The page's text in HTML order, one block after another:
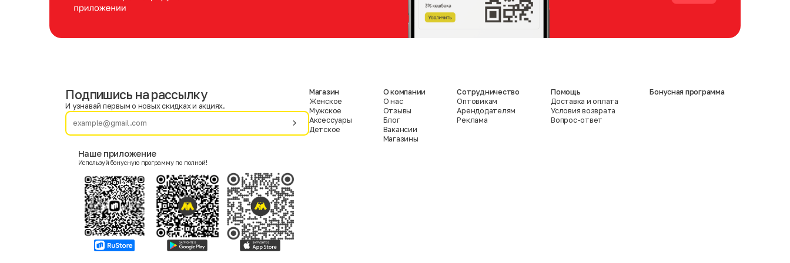
Фамилия
Женский
Согласие на получение чеков по электронной почте
Подпишись на рассылку
И узнавай первым о новых скидках и акциях.
Наше приложение
Используй бонусную программу по полной!
Магазин
Женское
Мужское
Аксессуары
Детское
О компании
О нас
Отзывы
Блог
Вакансии
Магазины
Сотрудничество
Оптовикам
Арендодателям
Реклама
Помощь
Доставка и оплата
Условия возврата
Вопрос-ответ
Бонусная программа